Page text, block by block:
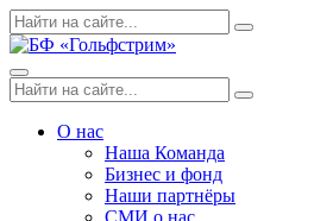
Skip
to
Поиск
по:
Search
Menu
Поиск
по:
Search
О нас
Наша Команда
Бизнес и фонд
Наши партнёры
СМИ о нас